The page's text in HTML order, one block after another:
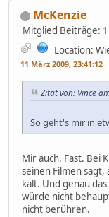
McKenzie
Mitglied Beiträge:
Location:
11 März 2009, 23:41:12
Zitat von: Vince
So geht's mir in
Mir auch. Fast. Bei
seinen Filmen sagt,
kalt. Und genau
würde nicht
nicht berühren.